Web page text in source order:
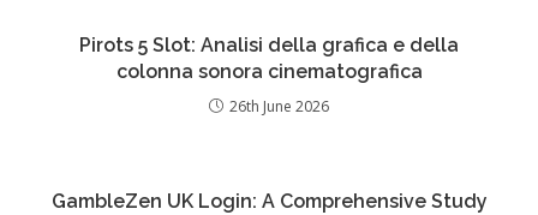
Pirots 5 Slot: Analisi della grafica e della
colonna sonora cinematografica
26th June 2026
GambleZen UK Login: A Comprehensive Study